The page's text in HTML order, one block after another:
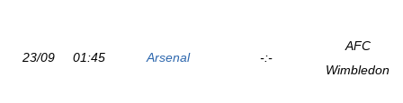
23/09 01:45 Arsenal -:-
AFC
Wimbledon